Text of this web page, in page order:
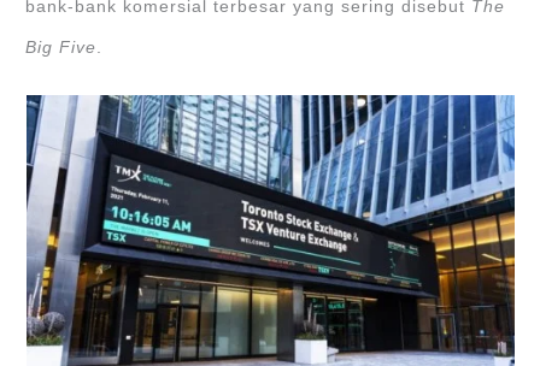
bank-bank komersial terbesar yang sering disebut The
Big Five.